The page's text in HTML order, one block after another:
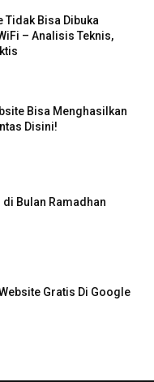
Tidak Bisa Dibuka
– Analisis Teknis,
Bisa Menghasilkan
Disini!
Bulan Ramadhan
Gratis Di Google